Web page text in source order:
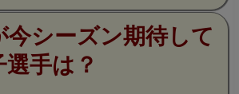
今シーズン期待して
手は？